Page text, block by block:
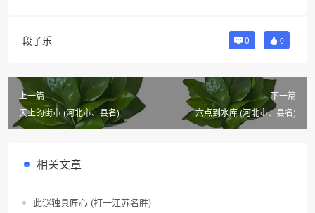
段子乐 0 0
上一篇
天上的街市 (河北市、县名)
下一篇
六点到水库 (河北市、县名)
相关文章
此谜独具匠心 (打一江苏名胜)